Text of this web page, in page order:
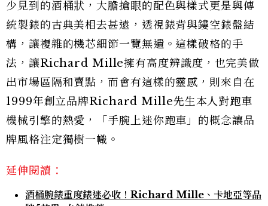
少見到的酒桶狀，大膽搶眼的配色與樣式更是與傳
統製錶的古典美相去甚遠，透視錶背與鏤空錶盤結
構，讓複雜的機芯細節一覽無遺。這樣破格的手
法，讓Richard Mille擁有高度辨識度，也完美做
出市場區隔和賣點，而會有這樣的靈感，則來自在
1999年創立品牌Richard Mille先生本人對跑車
機械引擎的熱愛，「手腕上迷你跑車」的概念讓品
牌風格注定獨樹一幟。
延伸閱讀：
酒桶腕錶重度錶迷必收！Richard Mille、卡地亞等品